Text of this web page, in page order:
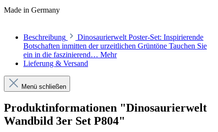
Made in Germany
Beschreibung
Dinosaurierwelt Poster-Set: Inspirierende
Botschaften inmitten der urzeitlichen Grüntöne Tauchen Sie
ein in die faszinierend… Mehr
Lieferung & Versand
Menü schließen
Produktinformationen "Dinosaurierwelt
Wandbild 3er Set P804"